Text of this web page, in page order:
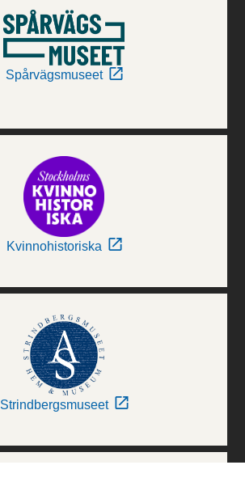
Spårvägsmuseet
Kvinnohistoriska
Strindbergsmuseet